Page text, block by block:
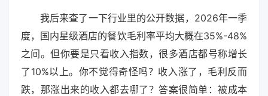
我后来查了一下行业里的公开数据，2026年一季
度，国内星级酒店的餐饮毛利率平均大概在35%-48%
之间。但你要是只看收入指数，很多酒店都号称增长
了10%以上。你不觉得奇怪吗？收入涨了，毛利反而
跌，那涨出来的收入都去哪了？答案很简单：被成本